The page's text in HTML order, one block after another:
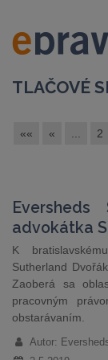
TLAČOVÉ
«« « 2
advokátka
K
Sutherland
Zaoberá sa
pracovným
obstarávaním.
Autor: